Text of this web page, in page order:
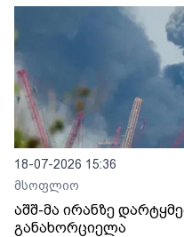
18-07-2026 15:36
მსოფლიო
აშშ-მა ირანზე
განახორციელა